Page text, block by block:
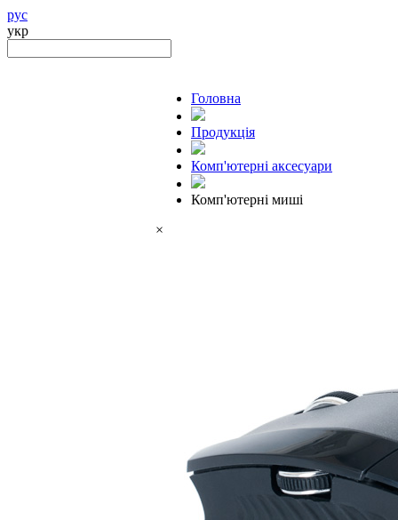
рус
укр
Головна
Продукцiя
Комп'ютерні аксесуари
Комп'ютерні миші
×